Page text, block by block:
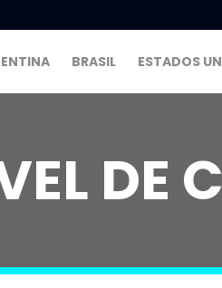
BRASIL ESTADOS
DE